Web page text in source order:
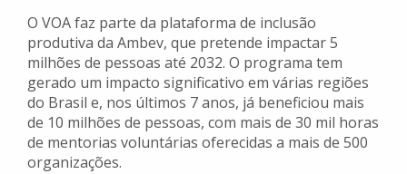
O VOA faz parte da plataforma de inclusão
produtiva da Ambev, que pretende impactar 5
milhões de pessoas até 2032. O programa tem
gerado um impacto significativo em várias regiões
do Brasil e, nos últimos 7 anos, já beneficiou mais
de 10 milhões de pessoas, com mais de 30 mil horas
de mentorias voluntárias oferecidas a mais de 500
organizações.